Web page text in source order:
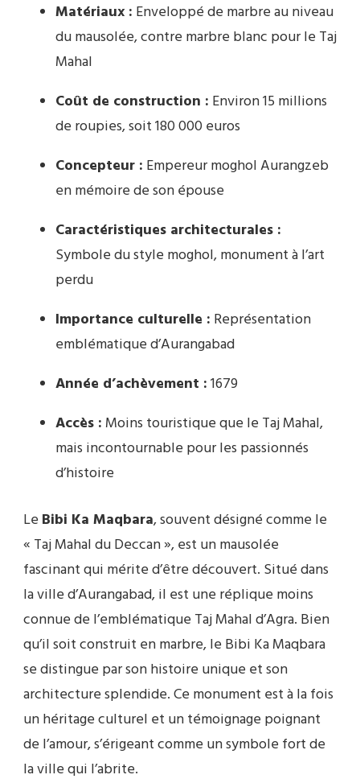
Matériaux : Enveloppé de marbre au niveau
du mausolée, contre marbre blanc pour le Taj
Mahal
Coût de construction : Environ 15 millions
de roupies, soit 180 000 euros
Concepteur : Empereur moghol Aurangzeb
en mémoire de son épouse
Caractéristiques architecturales :
Symbole du style moghol, monument à l’art
perdu
Importance culturelle : Représentation
emblématique d’Aurangabad
Année d’achèvement :1679
Accès : Moins touristique que le Taj Mahal,
mais incontournable pour les passionnés
d’histoire
Le Bibi Ka Maqbara, souvent désigné comme le
« Taj Mahal du Deccan », est un mausolée
fascinant qui mérite d’être découvert. Situé dans
la ville d’Aurangabad, il est une réplique moins
connue de l’emblématique Taj Mahal d’Agra. Bien
qu’il soit construit en marbre, le Bibi Ka Maqbara
se distingue par son histoire unique et son
architecture splendide. Ce monument est à la fois
un héritage culturel et un témoignage poignant
de l’amour, s’érigeant comme un symbole fort de
la ville qui l’abrite.